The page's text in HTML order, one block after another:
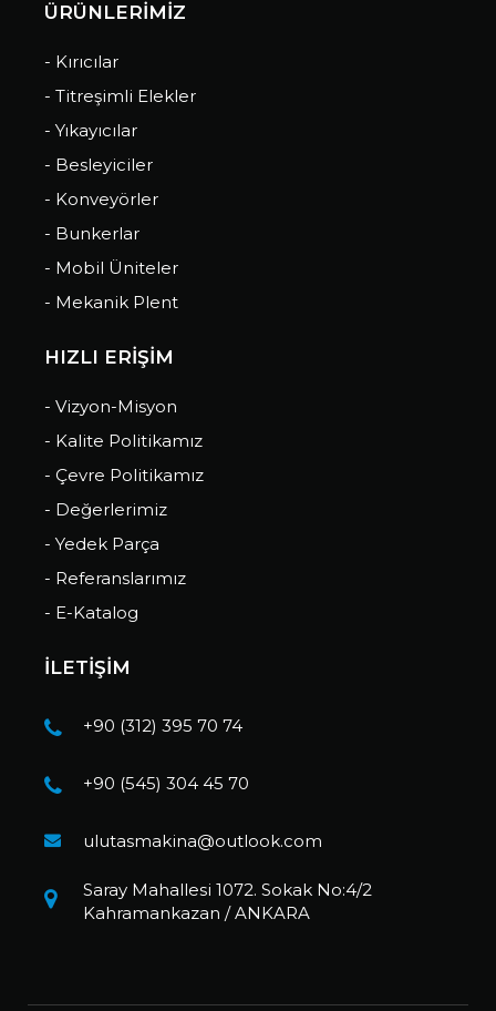
ÜRÜNLERİMİZ
- Kırıcılar
- Titreşimli Elekler
- Yıkayıcılar
- Besleyiciler
- Konveyörler
- Bunkerlar
- Mobil Üniteler
- Mekanik Plent
HIZLI ERİŞİM
- Vizyon-Misyon
- Kalite Politikamız
- Çevre Politikamız
- Değerlerimiz
- Yedek Parça
- Referanslarımız
- E-Katalog
İLETİŞİM
+90 (312) 395 70 74
+90 (545) 304 45 70
ulutasmakina@outlook.com
Saray Mahallesi 1072. Sokak No:4/2
Kahramankazan / ANKARA